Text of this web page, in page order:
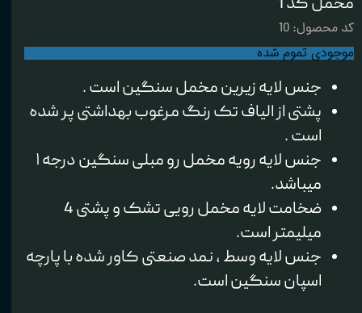
کد محصول: 10
موجودی تموم شده
جنس لایه زیرین مخمل سنگین است .
پشتی از الیاف تک رنگ مرغوب بهداشتی پر شده
است .
جنس لایه رویه مخمل رو مبلی سنگین درجه ۱
میباشد.
ضخامت لایه مخمل رویی تشک و پشتی 4
میلیمتر است.
جنس لایه وسط ، نمد صنعتی کاور شده با پارچه
اسپان سنگین است.